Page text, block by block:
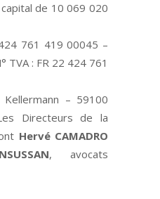
de 10 069 020
761 419 00045 –
TVA : FR 22 424 761
– 59100
Directeurs de la
Hervé CAMADRO
, avocats